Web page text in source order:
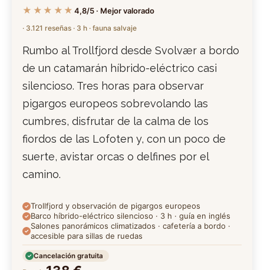
★★★★★ 4,8/5 · Mejor valorado
· 3.121 reseñas · 3 h · fauna salvaje
Rumbo al Trollfjord desde Svolvær a bordo
de un catamarán híbrido-eléctrico casi
silencioso. Tres horas para observar
pigargos europeos sobrevolando las
cumbres, disfrutar de la calma de los
fiordos de las Lofoten y, con un poco de
suerte, avistar orcas o delfines por el
camino.
Trollfjord y observación de pigargos europeos
Barco híbrido-eléctrico silencioso · 3 h · guía en inglés
Salones panorámicos climatizados · cafetería a bordo ·
accesible para sillas de ruedas
Cancelación gratuita